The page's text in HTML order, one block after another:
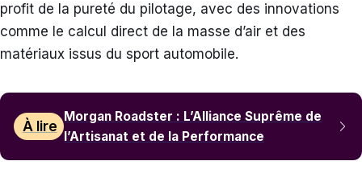
profit de la pureté du pilotage, avec des innovations
comme le calcul direct de la masse d’air et des
matériaux issus du sport automobile.
À lire
Morgan Roadster : L’Alliance Suprême de
l’Artisanat et de la Performance